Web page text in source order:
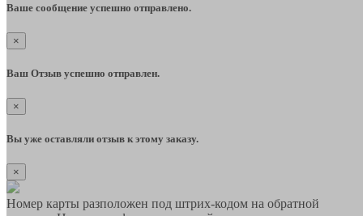
Ваше сообщение успешно отправлено.
×
Ваш Отзыв успешно отправлен.
×
Вы уже оставляли отзыв к этому заказу.
×
Номер карты разположен под штрих-кодом на обратной